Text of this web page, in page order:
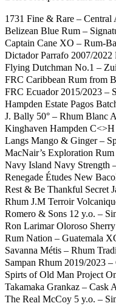
1731 Fine & Rare –
Belizean Blue Rum –
Captain Cane XO – Rum-
Dictador Parrafo 2007/
Flying Dutchman No.1 –
FRC Caribbean Rum from
FRC Ecuador 2015/2023 –
Hampden Estate Pagos
J. Bally 50° – Rhum Blanc
Kinghaven Hampden
Langs Mango & Ginger –
MacNair’s Exploration Rum
Navy Island Navy Strength
Renegade Études New
Rest & Be Thankful Secret
Rhum J.M Terroir
Romero & Sons 12 y.o. –
Ron Larimar Oloroso
Rum Nation – Guatemala
Savanna Métis – Rhum
Sampan Rhum 2019/2023
Spirts of Old Man Project
Takamaka Grankaz – Cask
The Real McCoy 5 y.o. –